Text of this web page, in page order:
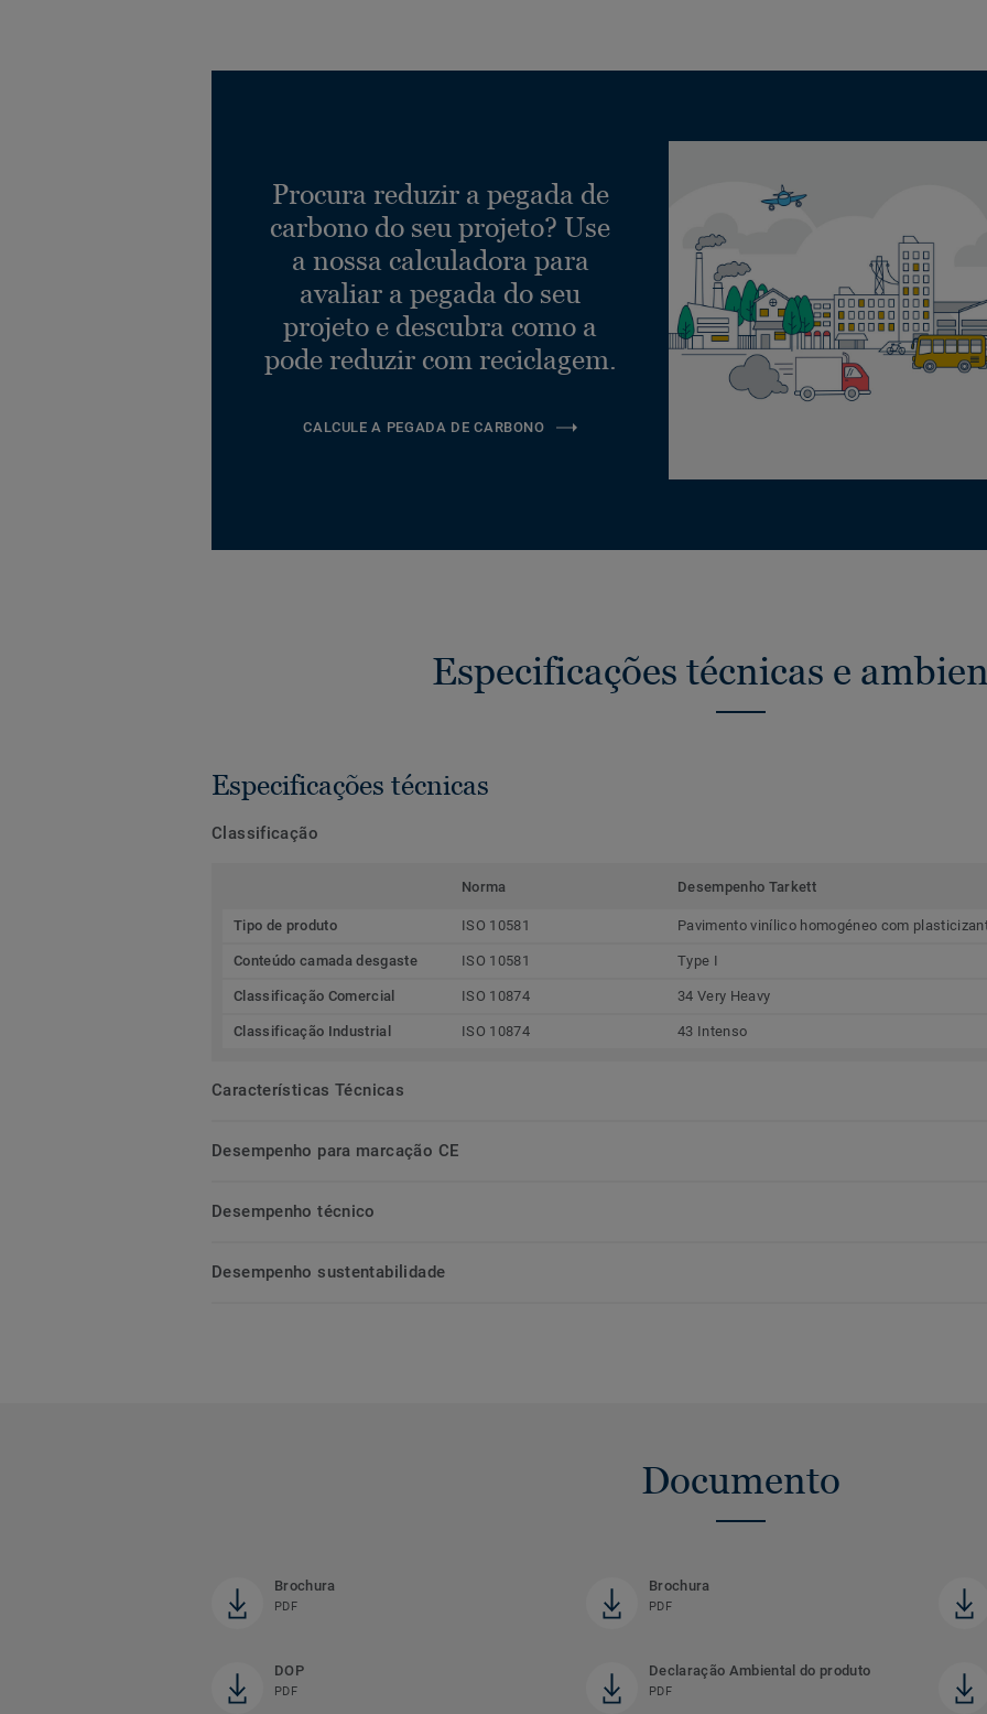
Procura reduzir a pegada de
carbono do seu projeto? Use
a nossa calculadora para
avaliar a pegada do seu
projeto e descubra como a
pode reduzir com reciclagem.
CALCULE A PEGADA DE CARBONO
Especificações técnicas e
Especificações técnicas
Classificação
Norma Desempenho Tarkett
Tipo de produto ISO 10581 Pavimento vinílico homogéneo com
Conteúdo camada desgaste ISO 10581 Type I
Classificação Comercial ISO 10874 34 Very Heavy
Classificação Industrial ISO 10874 43 Intenso
Características Técnicas
Desempenho para marcação CE
Desempenho técnico
Desempenho sustentabilidade
Documento
Brochura
PDF
Brochura
PDF
DOP
PDF
Declaração Ambiental do produto
PDF